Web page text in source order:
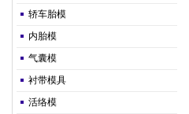
轿车胎模
内胎模
气囊模
衬带模具
活络模